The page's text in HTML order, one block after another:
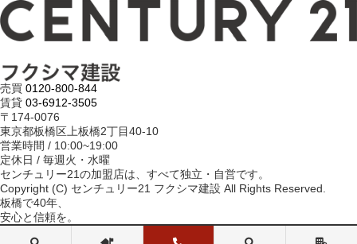
売買 0120-800-844
賃貸 03-6912-3505
〒174-0076
東京都板橋区上板橋2丁目40-10
営業時間 / 10:00~19:00
定休日 / 毎週火・水曜
センチュリー21の加盟店は、すべて独立・自営です。
Copyright (C) センチュリー21 フクシマ建設 All Rights Reserved.
板橋で40年、
安心と信頼を。